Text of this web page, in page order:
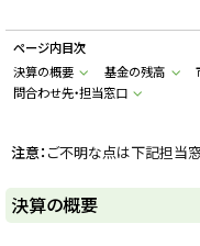
k
a
d
o
a
a
w
a
ページ内目次
決算の概要
基金の残高
問合わせ先・担当窓口
注意： ご不明な点は下記担当
決算の概要